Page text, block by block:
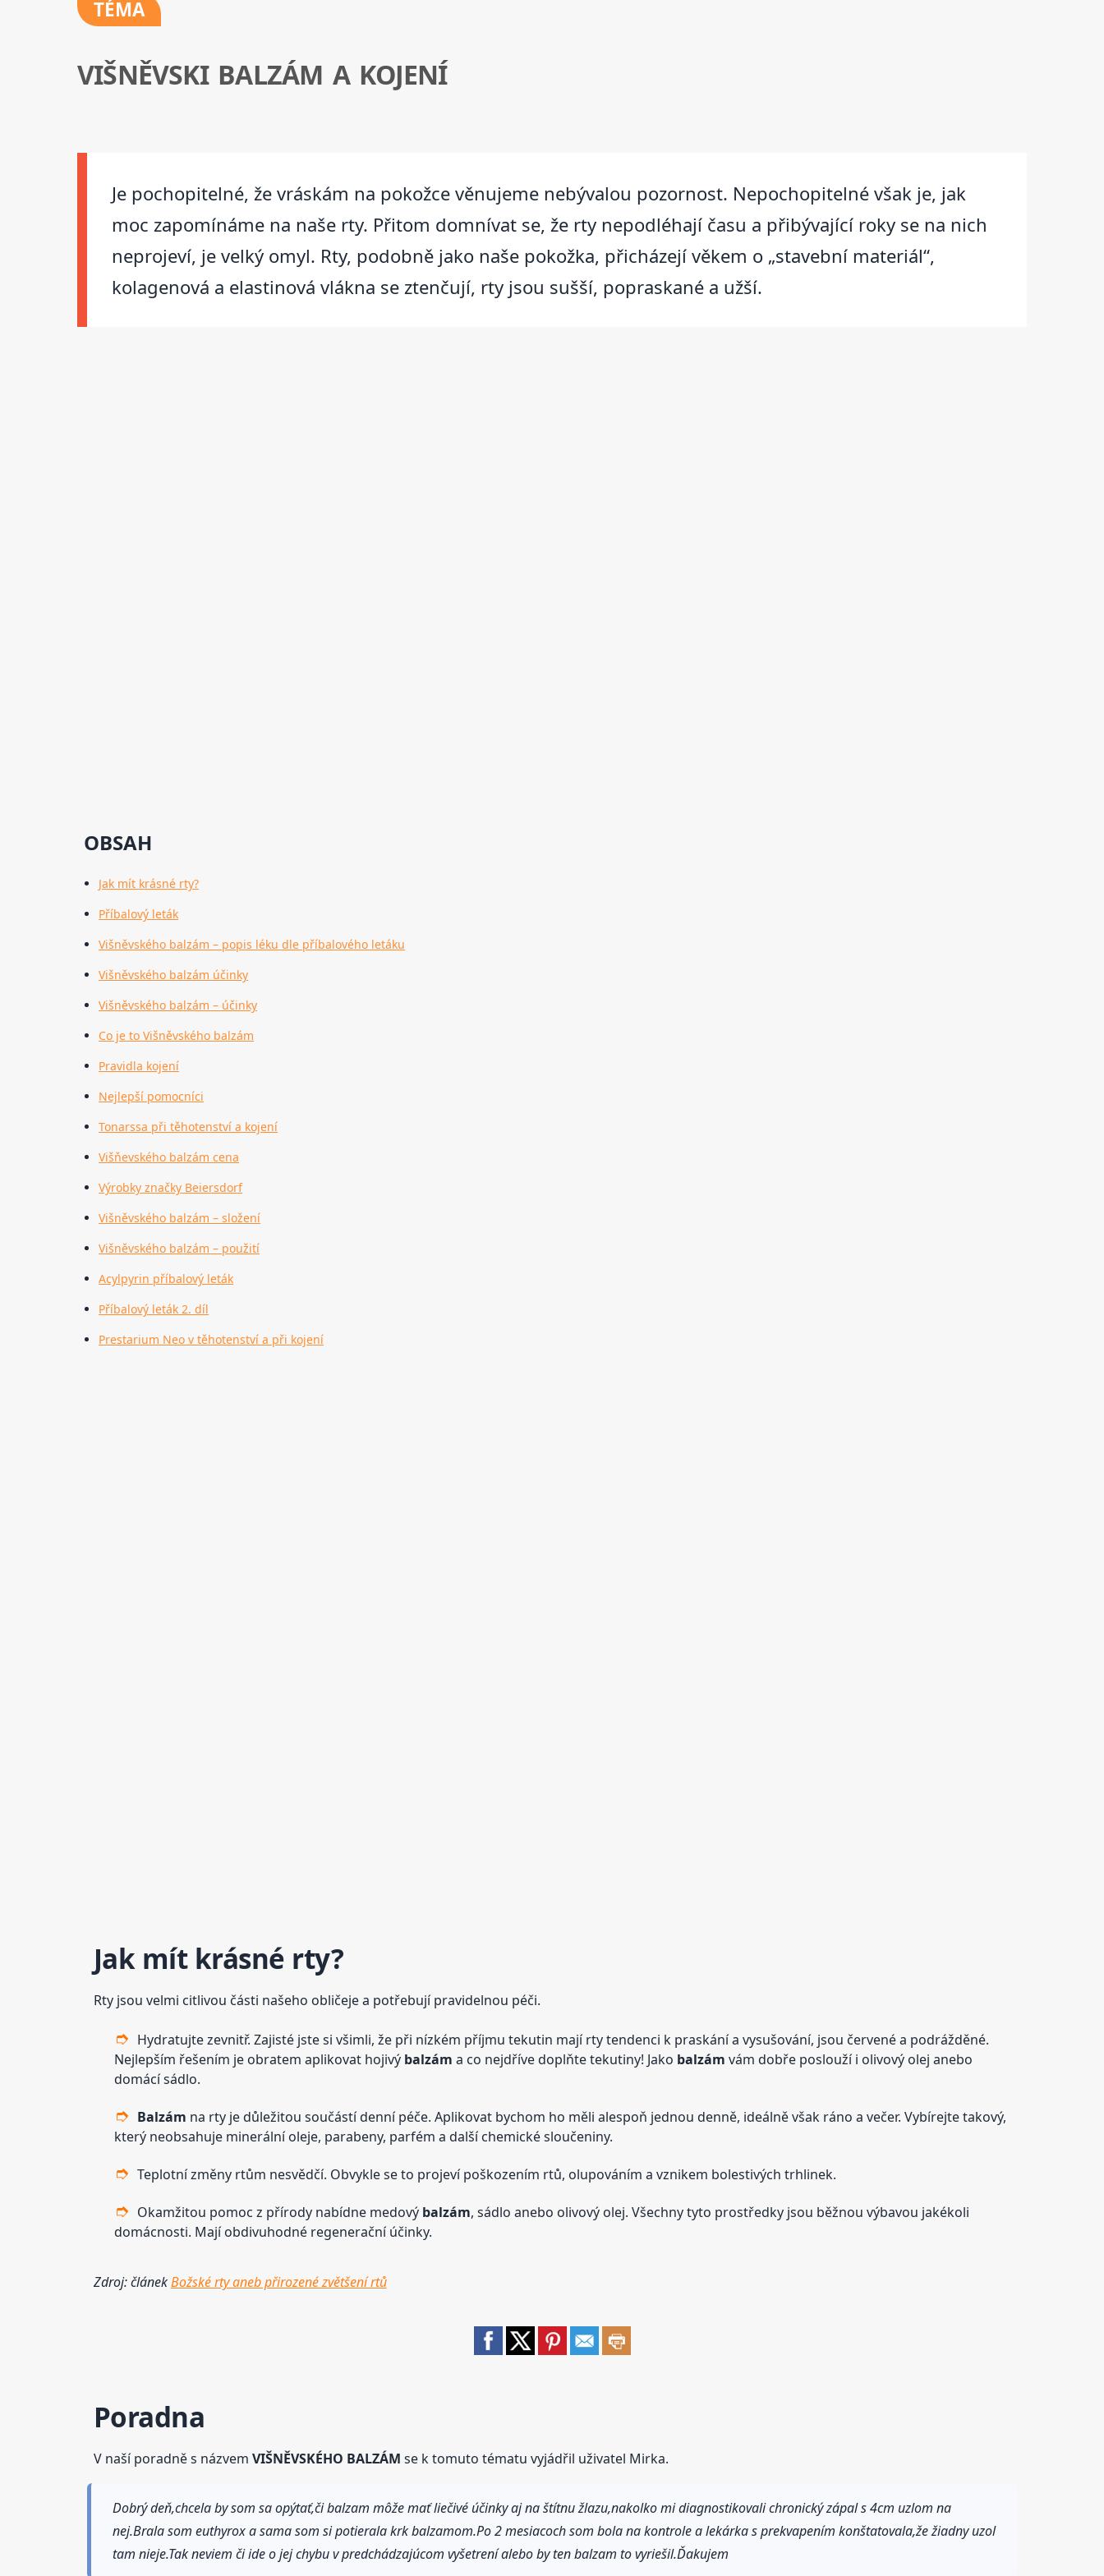
TÉMA
VIŠNĚVSKI BALZÁM A KOJENÍ
Je pochopitelné, že vráskám na pokožce věnujeme nebývalou pozornost. Nepochopitelné však je, jak
moc zapomínáme na naše rty. Přitom domnívat se, že rty nepodléhají času a přibývající roky se na nich
neprojeví, je velký omyl. Rty, podobně jako naše pokožka, přicházejí věkem o „stavební materiál“,
kolagenová a elastinová vlákna se ztenčují, rty jsou sušší, popraskané a užší.
OBSAH
Jak mít krásné rty?
Příbalový leták
Višněvského balzám – popis léku dle příbalového letáku
Višněvského balzám účinky
Višněvského balzám – účinky
Co je to Višněvského balzám
Pravidla kojení
Nejlepší pomocníci
Tonarssa při těhotenství a kojení
Višňevského balzám cena
Výrobky značky Beiersdorf
Višněvského balzám – složení
Višněvského balzám – použití
Acylpyrin příbalový leták
Příbalový leták 2. díl
Prestarium Neo v těhotenství a při kojení
Jak mít krásné rty?
Rty jsou velmi citlivou části našeho obličeje a potřebují pravidelnou péči.
Hydratujte zevnitř. Zajisté jste si všimli, že při nízkém příjmu tekutin mají rty tendenci k praskání a vysušování, jsou červené a podrážděné.
Nejlepším řešením je obratem aplikovat hojivý balzám a co nejdříve doplňte tekutiny! Jako balzám vám dobře poslouží i olivový olej anebo
domácí sádlo.
Balzám na rty je důležitou součástí denní péče. Aplikovat bychom ho měli alespoň jednou denně, ideálně však ráno a večer. Vybírejte takový,
který neobsahuje minerální oleje, parabeny, parfém a další chemické sloučeniny.
Teplotní změny rtům nesvědčí. Obvykle se to projeví poškozením rtů, olupováním a vznikem bolestivých trhlinek.
Okamžitou pomoc z přírody nabídne medový balzám, sádlo anebo olivový olej. Všechny tyto prostředky jsou běžnou výbavou jakékoli
domácnosti. Mají obdivuhodné regenerační účinky.
Zdroj: článekBožské rty aneb přirozené zvětšení rtů
Poradna
V naší poradně s názvem VIŠNĚVSKÉHO BALZÁM se k tomuto tématu vyjádřil uživatel Mirka.
Dobrý deň,chcela by som sa opýtať,či balzam môže mať liečivé účinky aj na štítnu žlazu,nakolko mi diagnostikovali chronický zápal s 4cm uzlom na
nej.Brala som euthyrox a sama som si potierala krk balzamom.Po 2 mesiacoch som bola na kontrole a lekárka s prekvapením konštatovala,že žiadny uzol
tam nieje.Tak neviem či ide o jej chybu v predchádzajúcom vyšetrení alebo by ten balzam to vyriešil.Ďakujem